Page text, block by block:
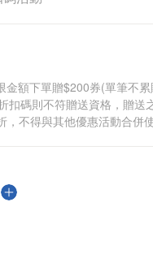
金額下單贈$200券(單筆不
扣碼則不符贈送資格，贈送
，不得與其他優惠活動合併